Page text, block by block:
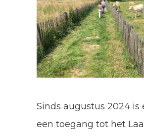
Sinds augustus 2024 is
een toegang tot het